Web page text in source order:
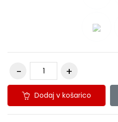
Dodaj v košarico